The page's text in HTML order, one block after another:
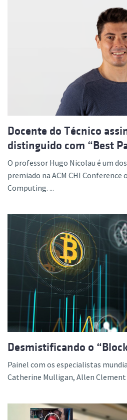
Docente do Técnico
distinguido com “Best
O professor Hugo Nicolau é um
premiado na ACM CHI Conference
Computing. ...
Desmistificando o
Painel com os especialistas
Catherine Mulligan, Allen Clement